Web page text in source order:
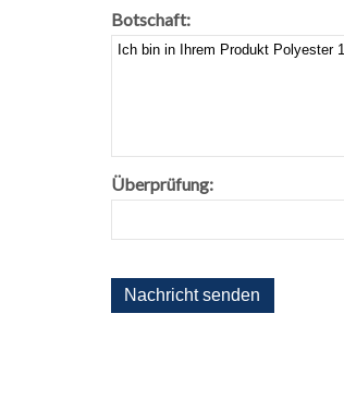
Botschaft:
Überprüfung: